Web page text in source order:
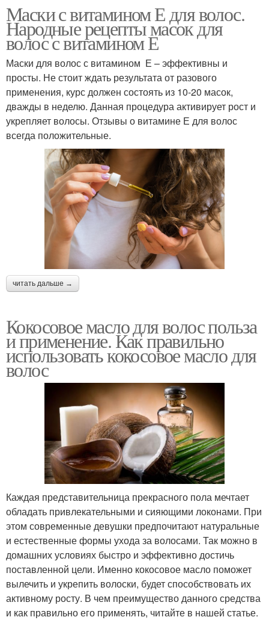
Маски с витамином Е для волос.
Народные рецепты масок для
волос с витамином Е
Маски для волос с витамином Е – эффективны и
просты. Не стоит ждать результата от разового
применения, курс должен состоять из 10-20 масок,
дважды в неделю. Данная процедура активирует рост и
укрепляет волосы. Отзывы о витамине Е для волос
всегда положительные.
читать дальше →
Кокосовое масло для волос польза
и применение. Как правильно
использовать кокосовое масло для
волос
Каждая представительница прекрасного пола мечтает
обладать привлекательными и сияющими локонами. При
этом современные девушки предпочитают натуральные
и естественные формы ухода за волосами. Так можно в
домашних условиях быстро и эффективно достичь
поставленной цели. Именно кокосовое масло поможет
вылечить и укрепить волоски, будет способствовать их
активному росту. В чем преимущество данного средства
и как правильно его применять, читайте в нашей статье.